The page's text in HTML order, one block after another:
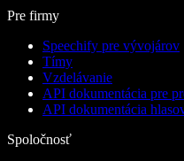
Pre firmy
Speechify pre vývojárov
Tímy
Vzdelávanie
API dokumentácia pre
API dokumentácia
Spoločnosť